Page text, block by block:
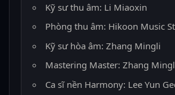
Kỹ sư thu âm: Li Miaoxin
Phòng thu âm: Hikoon Music
Kỹ sư hòa âm: Zhang Mingli
Mastering Master: Zhang
Ca sĩ nền Harmony: Lee Yun